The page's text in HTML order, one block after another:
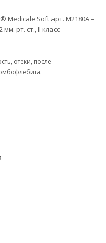
Medicale Soft арт. M2180А–
рт. ст., II класс
отеки, после